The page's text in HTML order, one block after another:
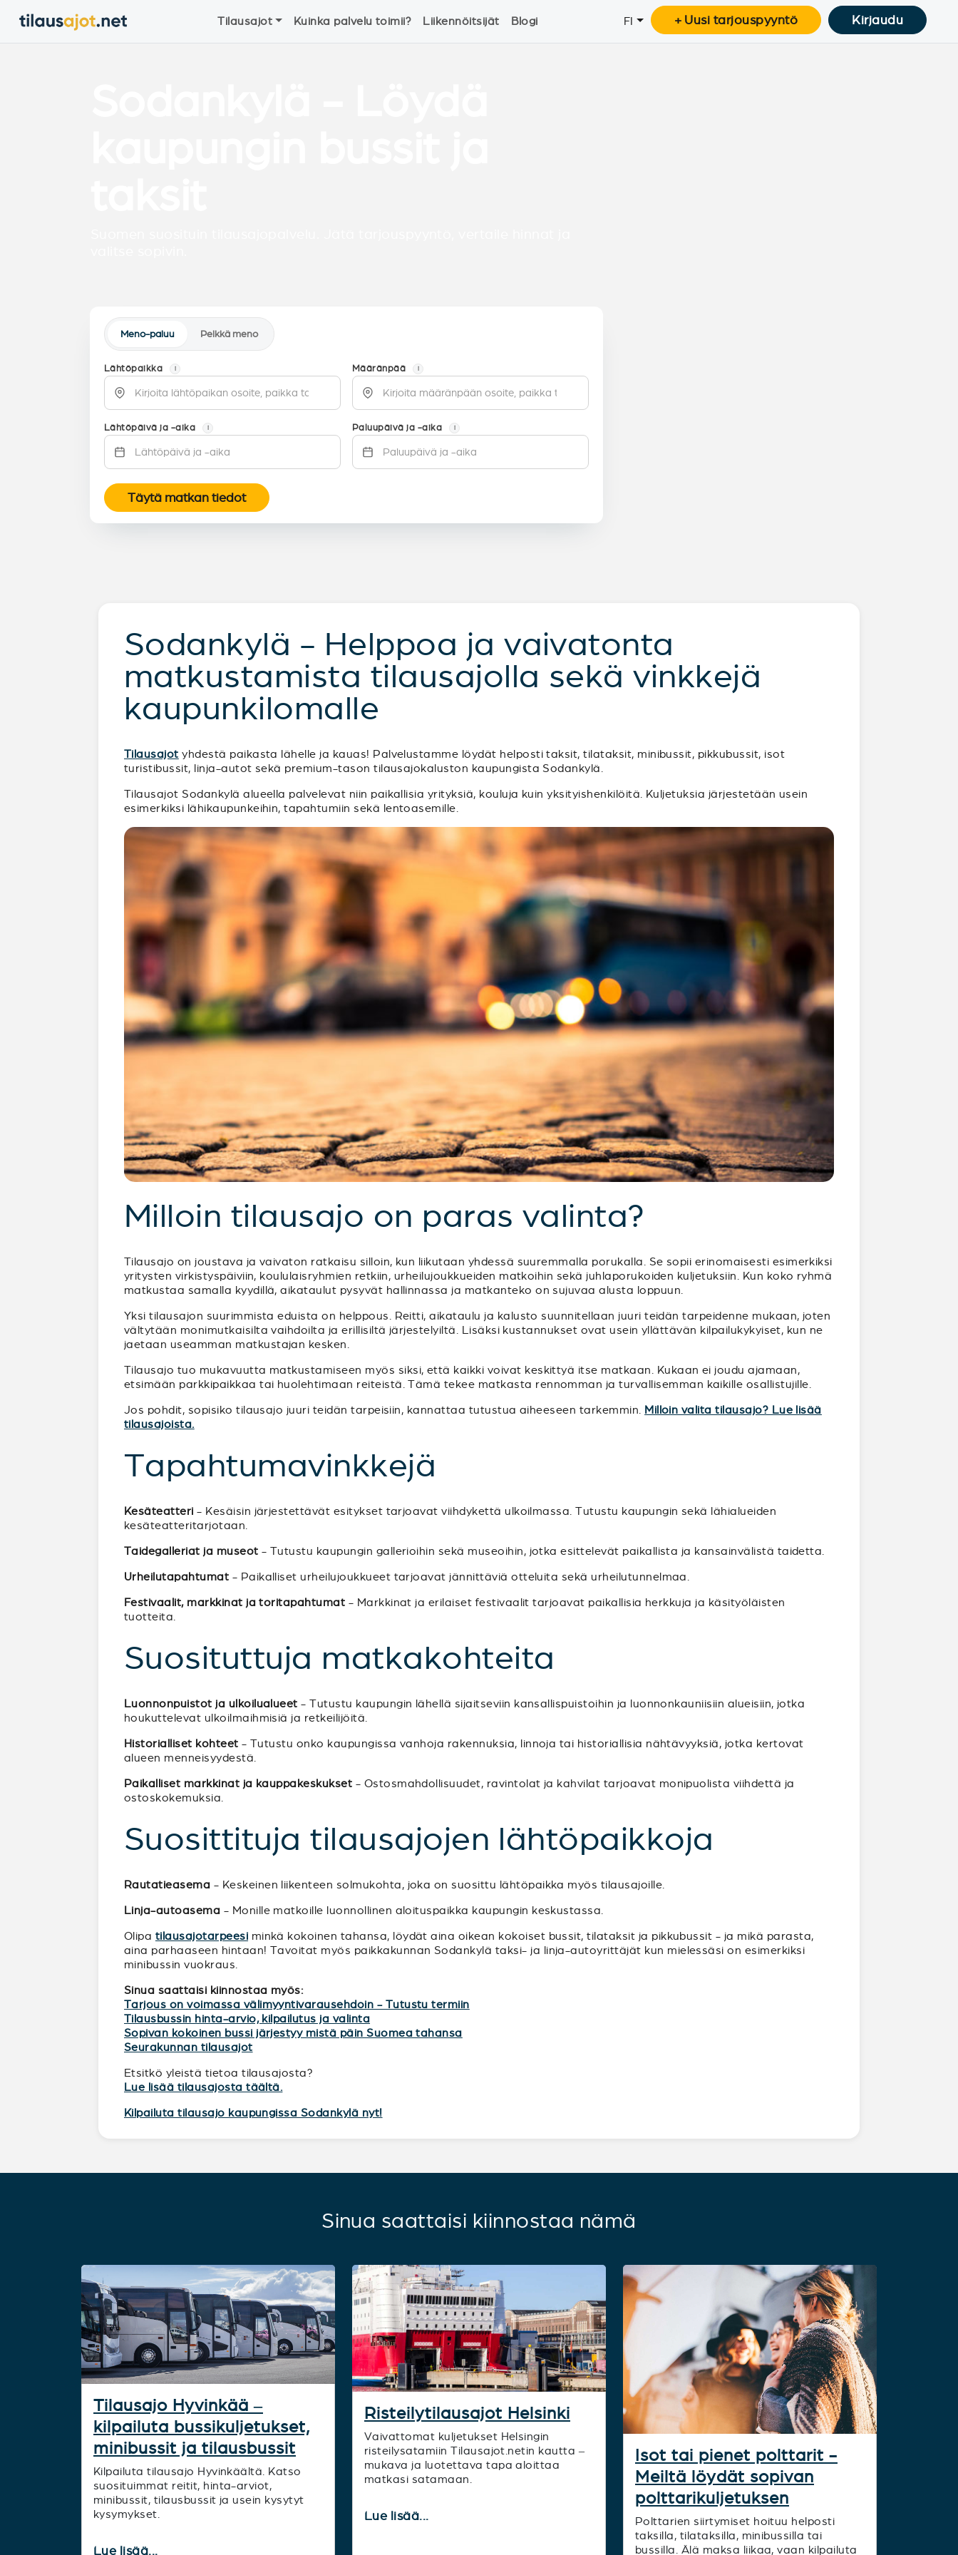
Tilausajot Kuinka palvelu toimii? Liikennöitsijät Blogi FI + Uusi tarjouspyyntö Kirjaudu
Meno-paluu Pelkkä meno
Lähtöpaikka i Määränpää i
Lähtöpäivä ja -aika i Paluupäivä ja -aika i
Täytä matkan tiedot
Sodankylä - Helppoa ja vaivatonta
matkustamista tilausajolla sekä vinkkejä
kaupunkilomalle
Tilausajot yhdestä paikasta lähelle ja kauas! Palvelustamme löydät helposti taksit, tilataksit, minibussit, pikkubussit, isot
turistibussit, linja-autot sekä premium-tason tilausajokaluston kaupungista Sodankylä.
Tilausajot Sodankylä alueella palvelevat niin paikallisia yrityksiä, kouluja kuin yksityishenkilöitä. Kuljetuksia järjestetään usein
esimerkiksi lähikaupunkeihin, tapahtumiin sekä lentoasemille.
Milloin tilausajo on paras valinta?
Tilausajo on joustava ja vaivaton ratkaisu silloin, kun liikutaan yhdessä suuremmalla porukalla. Se sopii erinomaisesti esimerkiksi
yritysten virkistyspäiviin, koululaisryhmien retkiin, urheilujoukkueiden matkoihin sekä juhlaporukoiden kuljetuksiin. Kun koko ryhmä
matkustaa samalla kyydillä, aikataulut pysyvät hallinnassa ja matkanteko on sujuvaa alusta loppuun.
Yksi tilausajon suurimmista eduista on helppous. Reitti, aikataulu ja kalusto suunnitellaan juuri teidän tarpeidenne mukaan, joten
vältytään monimutkaisilta vaihdoilta ja erillisiltä järjestelyiltä. Lisäksi kustannukset ovat usein yllättävän kilpailukykyiset, kun ne
jaetaan useamman matkustajan kesken.
Tilausajo tuo mukavuutta matkustamiseen myös siksi, että kaikki voivat keskittyä itse matkaan. Kukaan ei joudu ajamaan,
etsimään parkkipaikkaa tai huolehtimaan reiteistä. Tämä tekee matkasta rennomman ja turvallisemman kaikille osallistujille.
Jos pohdit, sopisiko tilausajo juuri teidän tarpeisiin, kannattaa tutustua aiheeseen tarkemmin. Milloin valita tilausajo? Lue lisää
tilausajoista.
Tapahtumavinkkejä
Kesäteatteri - Kesäisin järjestettävät esitykset tarjoavat viihdykettä ulkoilmassa. Tutustu kaupungin sekä lähialueiden
kesäteatteritarjotaan.
Taidegalleriat ja museot - Tutustu kaupungin gallerioihin sekä museoihin, jotka esittelevät paikallista ja kansainvälistä taidetta.
Urheilutapahtumat - Paikalliset urheilujoukkueet tarjoavat jännittäviä otteluita sekä urheilutunnelmaa.
Festivaalit, markkinat ja toritapahtumat - Markkinat ja erilaiset festivaalit tarjoavat paikallisia herkkuja ja käsityöläisten
tuotteita.
Suosituttuja matkakohteita
Luonnonpuistot ja ulkoilualueet - Tutustu kaupungin lähellä sijaitseviin kansallispuistoihin ja luonnonkauniisiin alueisiin, jotka
houkuttelevat ulkoilmaihmisiä ja retkeilijöitä.
Historialliset kohteet - Tutustu onko kaupungissa vanhoja rakennuksia, linnoja tai historiallisia nähtävyyksiä, jotka kertovat
alueen menneisyydestä.
Paikalliset markkinat ja kauppakeskukset - Ostosmahdollisuudet, ravintolat ja kahvilat tarjoavat monipuolista viihdettä ja
ostoskokemuksia.
Suosittituja tilausajojen lähtöpaikkoja
Rautatieasema - Keskeinen liikenteen solmukohta, joka on suosittu lähtöpaikka myös tilausajoille.
Linja-autoasema - Monille matkoille luonnollinen aloituspaikka kaupungin keskustassa.
Olipa tilausajotarpeesi minkä kokoinen tahansa, löydät aina oikean kokoiset bussit, tilataksit ja pikkubussit - ja mikä parasta,
aina parhaaseen hintaan! Tavoitat myös paikkakunnan Sodankylä taksi- ja linja-autoyrittäjät kun mielessäsi on esimerkiksi
minibussin vuokraus.
Sinua saattaisi kiinnostaa myös:
Tarjous on voimassa välimyyntivarausehdoin - Tutustu termiin
Tilausbussin hinta-arvio, kilpailutus ja valinta
Sopivan kokoinen bussi järjestyy mistä päin Suomea tahansa
Seurakunnan tilausajot
Etsitkö yleistä tietoa tilausajosta?
Lue lisää tilausajosta täältä.
Kilpailuta tilausajo kaupungissa Sodankylä nyt!
Sinua saattaisi kiinnostaa nämä
Tilausajo Hyvinkää –
kilpailuta bussikuljetukset,
minibussit ja tilausbussit
Kilpailuta tilausajo Hyvinkäältä. Katso
suosituimmat reitit, hinta-arviot,
minibussit, tilausbussit ja usein kysytyt
kysymykset.
Lue lisää...
Risteilytilausajot Helsinki
Vaivattomat kuljetukset Helsingin
risteilysatamiin Tilausajot.netin kautta –
mukava ja luotettava tapa aloittaa
matkasi satamaan.
Lue lisää...
Isot tai pienet polttarit -
Meiltä löydät sopivan
polttarikuljetuksen
Polttarien siirtymiset hoituu helposti
taksilla, tilataksilla, minibussilla tai
bussilla. Älä maksa liikaa, vaan kilpailuta